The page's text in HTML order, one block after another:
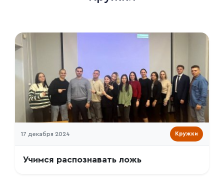
17 декабря 2024 Кружки
Учимся распознавать ложь